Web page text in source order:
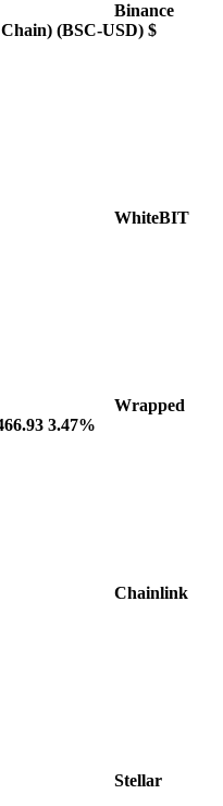
Binance
(BSC-USD) $
WhiteBIT
Wrapped
3.47%
Chainlink
Stellar